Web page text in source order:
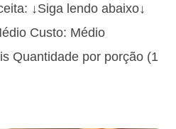
↓Siga lendo abaixo↓
Custo: Médio
Quantidade por porção (1